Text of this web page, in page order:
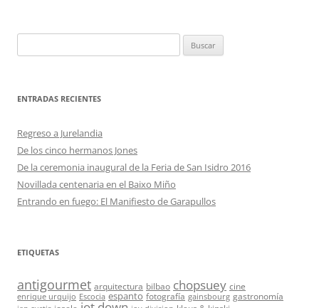
ENTRADAS RECIENTES
Regreso a Jurelandia
De los cinco hermanos Jones
De la ceremonia inaugural de la Feria de San Isidro 2016
Novillada centenaria en el Baixo Miño
Entrando en fuego: El Manifiesto de Garapullos
ETIQUETAS
antigourmet arquitectura bilbao chopsuey cine
enrique urquijo Escocia espanto fotografía gainsbourg gastronomía